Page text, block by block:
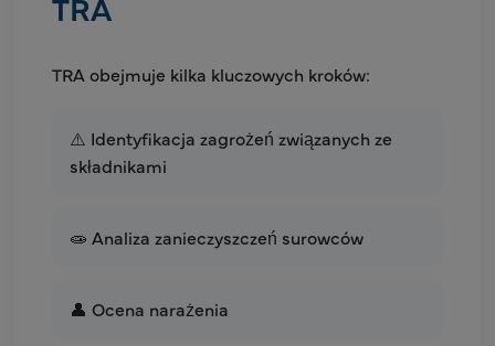
TRA obejmuje kilka kluczowych kroków:
⚠️ Identyfikacja zagrożeń związanych ze
składnikami
🧫 Analiza zanieczyszczeń surowców
👤 Ocena narażenia